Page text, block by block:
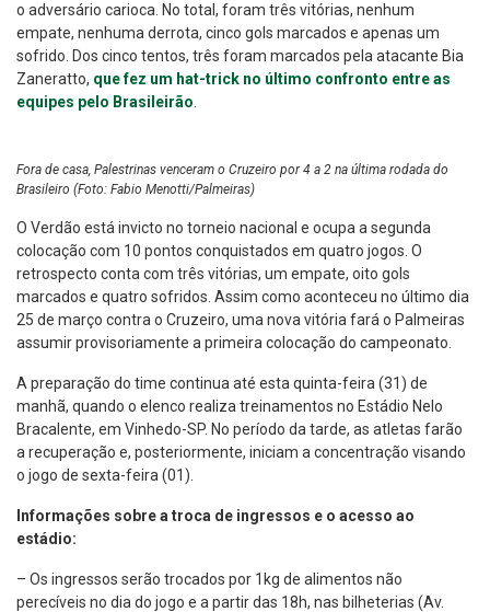
o adversário carioca. No total, foram três vitórias, nenhum
empate, nenhuma derrota, cinco gols marcados e apenas um
sofrido. Dos cinco tentos, três foram marcados pela atacante Bia
Zaneratto, que fez um hat-trick no último confronto entre as
equipes pelo Brasileirão
Fora de casa, Palestrinas venceram o Cruzeiro por 4 a 2 na última rodada do
Brasileiro (Foto: Fabio Menotti/Palmeiras)
O Verdão está invicto no torneio nacional e ocupa a segunda
colocação com 10 pontos conquistados em quatro jogos. O
retrospecto conta com três vitórias, um empate, oito gols
marcados e quatro sofridos. Assim como aconteceu no último dia
25 de março contra o Cruzeiro, uma nova vitória fará o Palmeiras
assumir provisoriamente a primeira colocação do campeonato.
A preparação do time continua até esta quinta-feira (31) de
manhã, quando o elenco realiza treinamentos no Estádio Nelo
Bracalente, em Vinhedo-SP. No período da tarde, as atletas farão
a recuperação e, posteriormente, iniciam a concentração visando
o jogo de sexta-feira (01).
Informações sobre a troca de ingressos e o acesso ao
estádio:
– Os ingressos serão trocados por 1kg de alimentos não
perecíveis no dia do jogo e a partir das 18h, nas bilheterias (Av.